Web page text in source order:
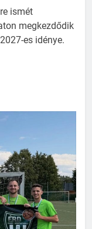
ismét
megkezdődik
es idénye.